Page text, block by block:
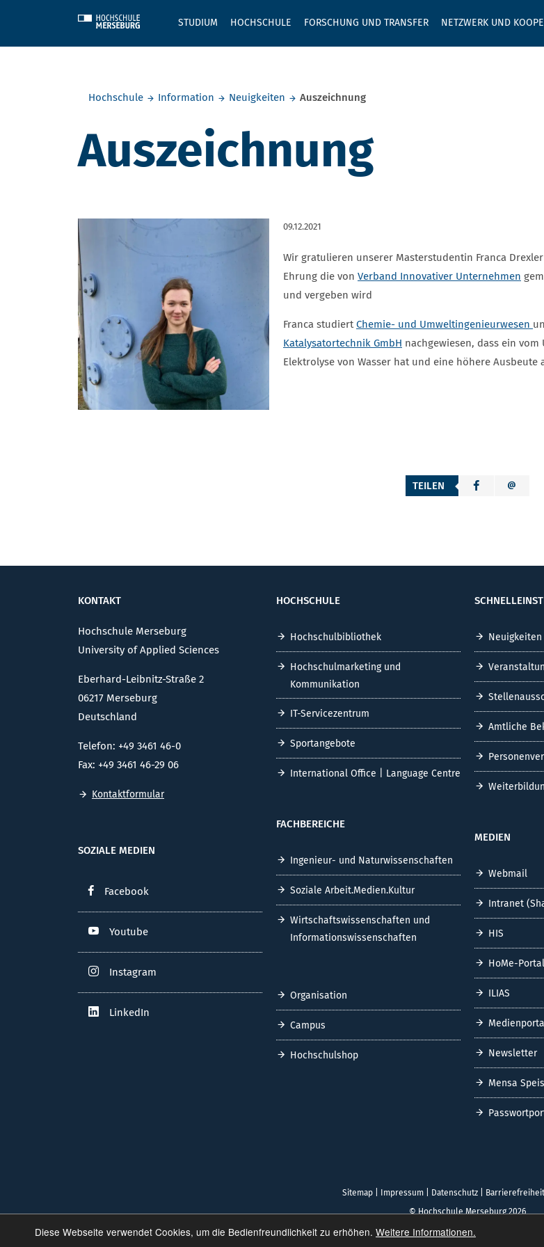
Diese Webseite verwendet Cookies, um die Bedienfreundlichkeit zu erhöhen. Weitere Informationen.
STUDIUM HOCHSCHULE FORSCHUNG UND TRANSFER NETZWERK UND
Hochschule
Information Neuigkeiten Auszeichnung
Auszeichnung
09.12.2021
Wir gratulieren unserer Masterstudentin Franca
Ehrung die von Verband Innovativer Unternehmen
und vergeben wird
Franca studiertChemie- und Umweltingenieurwesen
Katalysatortechnik GmbH nachgewiesen, dass ein
Elektrolyse von Wasser hat und eine höhere Ausbeute
TEILEN
KONTAKT
Hochschule Merseburg
University of Applied Sciences
Eberhard-Leibnitz-Straße 2
06217 Merseburg
Deutschland
Telefon: +49 3461 46-0
Fax: +49 3461 46-29 06
Kontaktformular
SOZIALE MEDIEN
Facebook
Youtube
Instagram
LinkedIn
HOCHSCHULE
Hochschulbibliothek
Hochschulmarketing und
Kommunikation
IT-Servicezentrum
Sportangebote
International Office | Language Centre
FACHBEREICHE
Ingenieur- und Naturwissenschaften
Soziale Arbeit.Medien.Kultur
Wirtschaftswissenschaften und
Informationswissenschaften
Organisation
Campus
Hochschulshop
Neuigkeiten
Amtliche
MEDIEN
Webmail
Intranet
HIS
HoMe-Portal
ILIAS
Newsletter
Mensa
Sitemap Impressum Datenschutz Barrierefreiheit
© Hochschule Merseburg 2026